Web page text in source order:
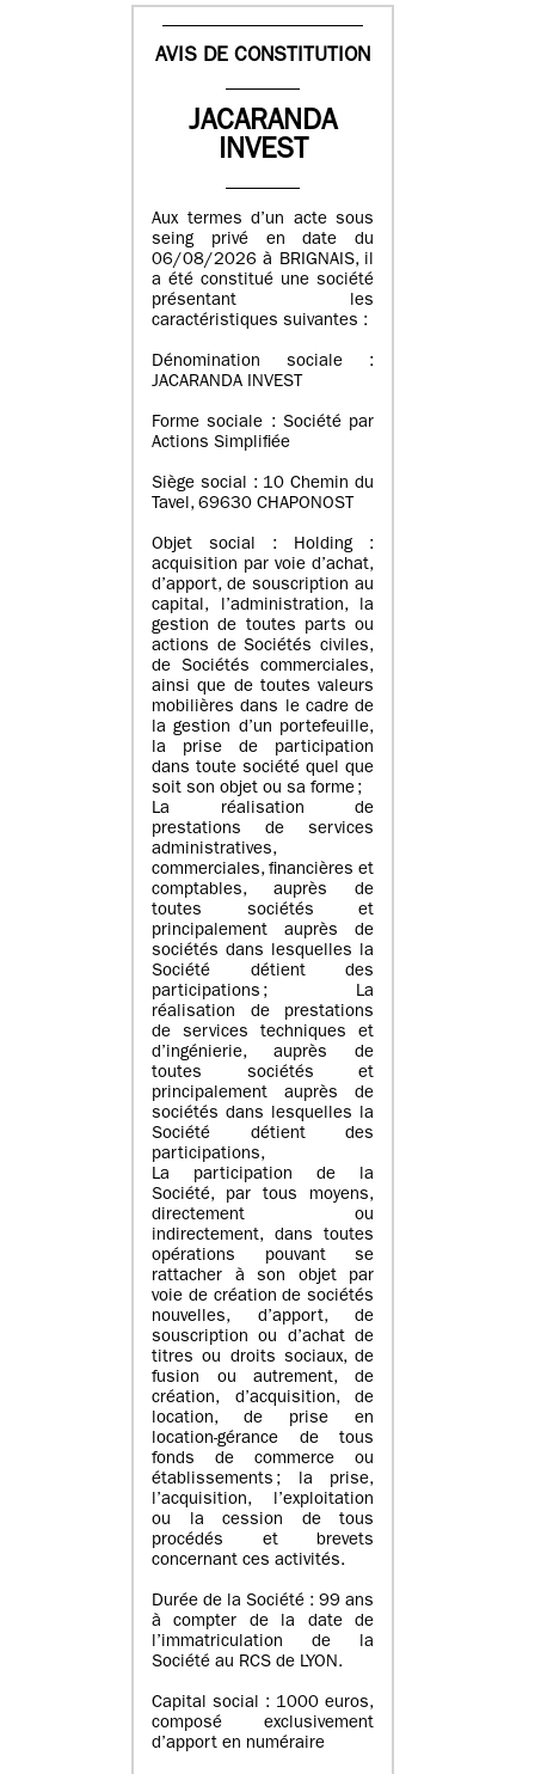
AVIS DE CONSTITUTION
JACARANDA
INVEST
Aux termes d’un acte sous
seing privé en date du
06/08/2026 à BRIGNAIS, il
a été constitué une société
présentant les
caractéristiques suivantes :
Dénomination sociale :
JACARANDA INVEST
Forme sociale : Société par
Actions Simplifiée
Siège social : 10 Chemin du
Tavel, 69630 CHAPONOST
Objet social : Holding :
acquisition par voie d’achat,
d’apport, de souscription au
capital, l’administration, la
gestion de toutes parts ou
actions de Sociétés civiles,
de Sociétés commerciales,
ainsi que de toutes valeurs
mobilières dans le cadre de
la gestion d’un portefeuille,
la prise de participation
dans toute société quel que
soit son objet ou sa forme ;
La réalisation de
prestations de services
administratives,
commerciales, financières et
comptables, auprès de
toutes sociétés et
principalement auprès de
sociétés dans lesquelles la
Société détient des
participations ; La
réalisation de prestations
de services techniques et
d’ingénierie, auprès de
toutes sociétés et
principalement auprès de
sociétés dans lesquelles la
Société détient des
participations,
La participation de la
Société, par tous moyens,
directement ou
indirectement, dans toutes
opérations pouvant se
rattacher à son objet par
voie de création de sociétés
nouvelles, d’apport, de
souscription ou d’achat de
titres ou droits sociaux, de
fusion ou autrement, de
création, d’acquisition, de
location, de prise en
location-gérance de tous
fonds de commerce ou
établissements ; la prise,
l’acquisition, l’exploitation
ou la cession de tous
procédés et brevets
concernant ces activités.
Durée de la Société : 99 ans
à compter de la date de
l’immatriculation de la
Société au RCS de LYON.
Capital social : 1000 euros,
composé exclusivement
d’apport en numéraire